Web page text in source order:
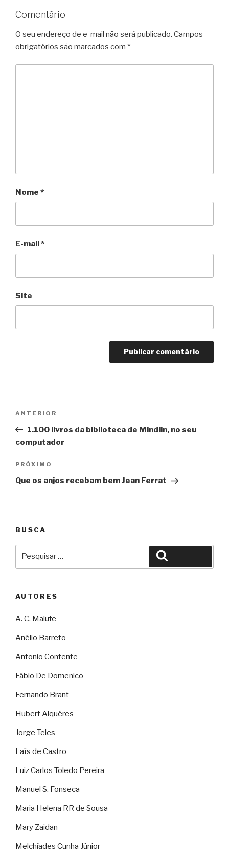
Comentário
O seu endereço de e-mail não será publicado. Campos
obrigatórios são marcados com *
Nome *
E-mail*
Site
Post
Anterior
ANTERIOR
1.100 livros da biblioteca de Mindlin, no seu
computador
Próximo
PRÓXIMO
Que os anjos recebam bem Jean Ferrat
BUSCA
AUTORES
A. C. Malufe
Anélio Barreto
Antonio Contente
Fábio De Domenico
Fernando Brant
Hubert Alquéres
Jorge Teles
Laïs de Castro
Luiz Carlos Toledo Pereira
Manuel S. Fonseca
Maria Helena RR de Sousa
Mary Zaidan
Melchíades Cunha Júnior